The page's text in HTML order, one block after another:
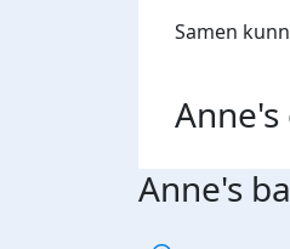
Samen
Anne's
Anne's